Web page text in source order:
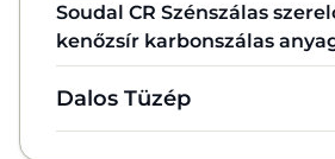
Soudal CR Szénszálas
kenőzsír karbonszálas
Dalos Tüzép